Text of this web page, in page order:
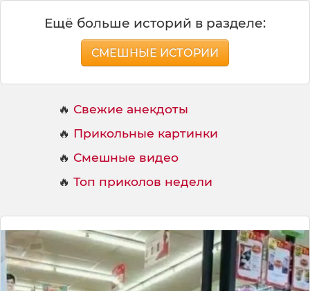
Ещё больше историй в разделе:
СМЕШНЫЕ ИСТОРИИ
🔥 Свежие анекдоты
🔥 Прикольные картинки
🔥 Смешные видео
🔥 Топ приколов недели